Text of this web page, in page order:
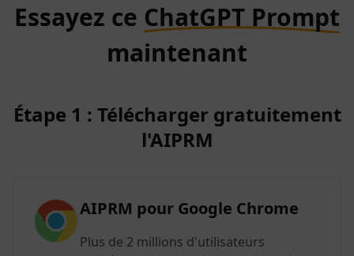
Essayez ce ChatGPT Prompt
maintenant
Étape 1 : Télécharger gratuitement
l'AIPRM
AIPRM pour Google Chrome
Plus de 2 millions d'utilisateurs